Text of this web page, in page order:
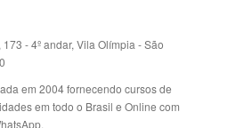
- 4º andar, Vila Olímpia - São